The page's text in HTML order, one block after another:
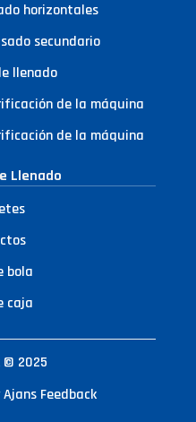
horizontales
secundario
llenado
de la máquina
de la máquina
Llenado
bola
caja
© 2025
Ajans Feedback